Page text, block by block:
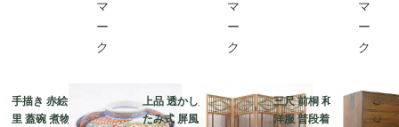
手描き 赤絵 錦手 伊万
里 蓋碗 煮物碗 アンテ
上品 透かし入り 折りた
たみ式 屏風 衝立 パー
三尺 前桐 和箪笥 着物
洋服 普段着 大正 昭和